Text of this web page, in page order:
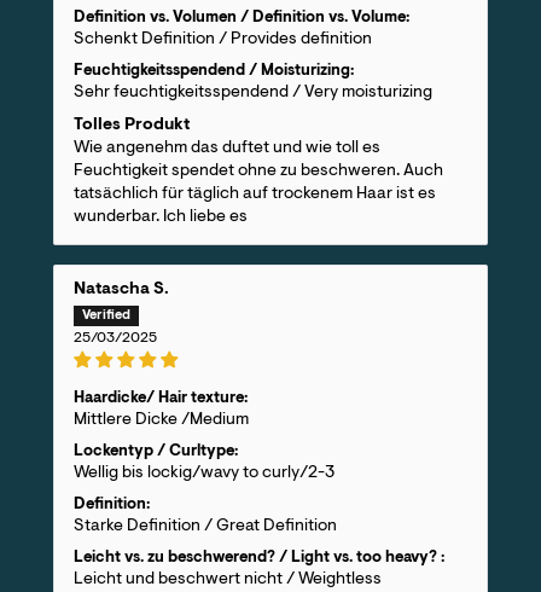
Definition vs. Volumen / Definition vs. Volume:
Schenkt Definition / Provides definition
Feuchtigkeitsspendend / Moisturizing:
Sehr feuchtigkeitsspendend / Very moisturizing
Tolles Produkt
Wie angenehm das duftet und wie toll es
Feuchtigkeit spendet ohne zu beschweren. Auch
tatsächlich für täglich auf trockenem Haar ist es
wunderbar. Ich liebe es
Natascha S.
25/03/2025
Haardicke/ Hair texture:
Mittlere Dicke /Medium
Lockentyp / Curltype:
Wellig bis lockig/wavy to curly/2-3
Definition:
Starke Definition / Great Definition
Leicht vs. zu beschwerend? / Light vs. too heavy? :
Leicht und beschwert nicht / Weightless